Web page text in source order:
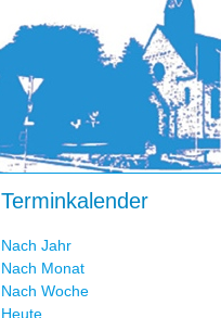
Terminkalender
Nach Jahr
Nach Monat
Nach Woche
Heute